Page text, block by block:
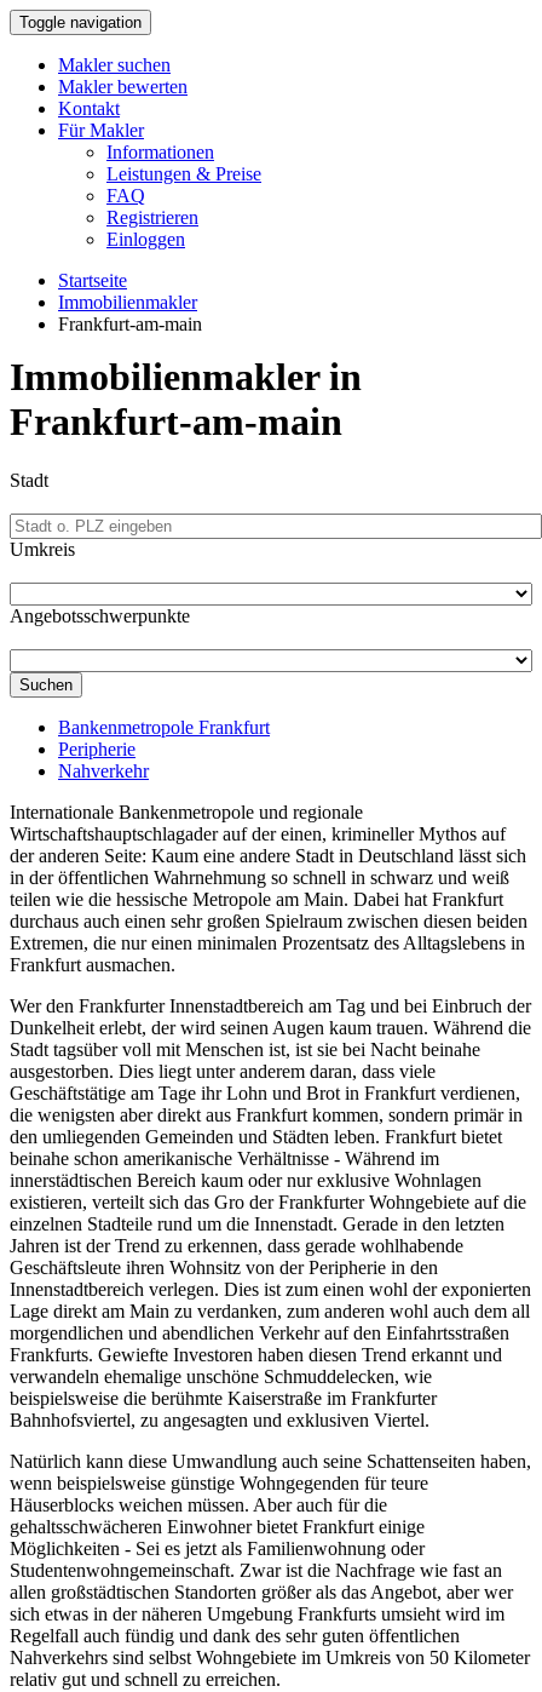
Toggle navigation
Makler suchen
Makler bewerten
Kontakt
Für Makler
Informationen
Leistungen & Preise
FAQ
Registrieren
Einloggen
Startseite
Immobilienmakler
Frankfurt-am-main
Immobilienmakler in
Frankfurt-am-main
Stadt
Umkreis
Angebotsschwerpunkte
Suchen
Bankenmetropole Frankfurt
Peripherie
Nahverkehr
Internationale Bankenmetropole und regionale
Wirtschaftshauptschlagader auf der einen, krimineller Mythos auf
der anderen Seite: Kaum eine andere Stadt in Deutschland lässt sich
in der öffentlichen Wahrnehmung so schnell in schwarz und weiß
teilen wie die hessische Metropole am Main. Dabei hat Frankfurt
durchaus auch einen sehr großen Spielraum zwischen diesen beiden
Extremen, die nur einen minimalen Prozentsatz des Alltagslebens in
Frankfurt ausmachen.
Wer den Frankfurter Innenstadtbereich am Tag und bei Einbruch der
Dunkelheit erlebt, der wird seinen Augen kaum trauen. Während die
Stadt tagsüber voll mit Menschen ist, ist sie bei Nacht beinahe
ausgestorben. Dies liegt unter anderem daran, dass viele
Geschäftstätige am Tage ihr Lohn und Brot in Frankfurt verdienen,
die wenigsten aber direkt aus Frankfurt kommen, sondern primär in
den umliegenden Gemeinden und Städten leben. Frankfurt bietet
beinahe schon amerikanische Verhältnisse - Während im
innerstädtischen Bereich kaum oder nur exklusive Wohnlagen
existieren, verteilt sich das Gro der Frankfurter Wohngebiete auf die
einzelnen Stadteile rund um die Innenstadt. Gerade in den letzten
Jahren ist der Trend zu erkennen, dass gerade wohlhabende
Geschäftsleute ihren Wohnsitz von der Peripherie in den
Innenstadtbereich verlegen. Dies ist zum einen wohl der exponierten
Lage direkt am Main zu verdanken, zum anderen wohl auch dem all
morgendlichen und abendlichen Verkehr auf den Einfahrtsstraßen
Frankfurts. Gewiefte Investoren haben diesen Trend erkannt und
verwandeln ehemalige unschöne Schmuddelecken, wie
beispielsweise die berühmte Kaiserstraße im Frankfurter
Bahnhofsviertel, zu angesagten und exklusiven Viertel.
Natürlich kann diese Umwandlung auch seine Schattenseiten haben,
wenn beispielsweise günstige Wohngegenden für teure
Häuserblocks weichen müssen. Aber auch für die
gehaltsschwächeren Einwohner bietet Frankfurt einige
Möglichkeiten - Sei es jetzt als Familienwohnung oder
Studentenwohngemeinschaft. Zwar ist die Nachfrage wie fast an
allen großstädtischen Standorten größer als das Angebot, aber wer
sich etwas in der näheren Umgebung Frankfurts umsieht wird im
Regelfall auch fündig und dank des sehr guten öffentlichen
Nahverkehrs sind selbst Wohngebiete im Umkreis von 50 Kilometer
relativ gut und schnell zu erreichen.